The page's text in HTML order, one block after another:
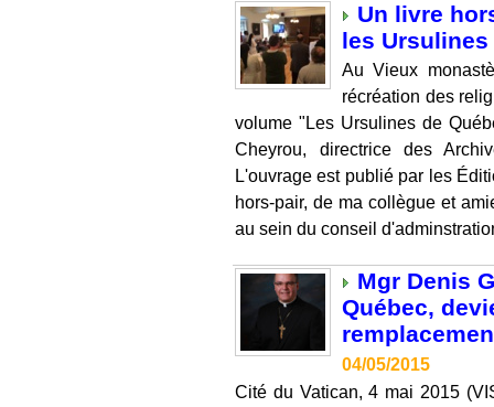
Un livre
les Ursulines
Au Vieux
récréation des
volume "Les Ursulines de
Cheyrou, directrice des
L'ouvrage est publié par les
hors-pair, de ma collègue et
au sein du conseil
Mgr Denis
Québec,
04/05/2015
Cité du Vatican, 4 mai 2015